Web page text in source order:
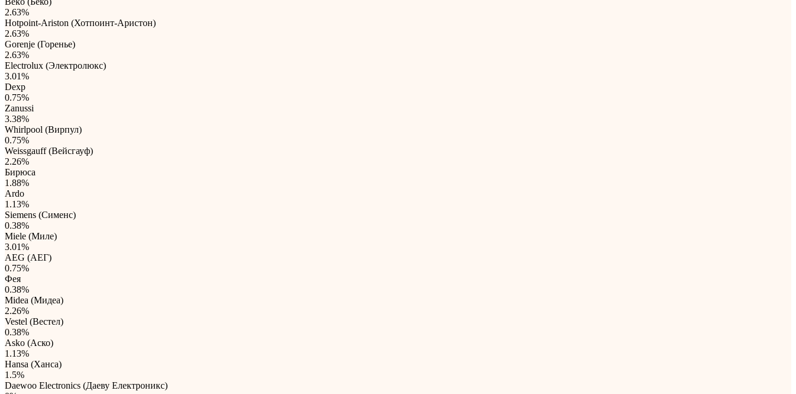
2.63%
Hotpoint-Ariston (Хотпоинт-Аристон)
2.63%
Gorenje (Горенье)
2.63%
Electrolux (Электролюкс)
3.01%
Dexp
0.75%
Zanussi
3.38%
Whirlpool (Вирпул)
0.75%
Weissgauff (Вейсгауф)
2.26%
Бирюса
1.88%
Ardo
1.13%
Siemens (Сименс)
0.38%
Miele (Миле)
3.01%
AEG (АЕГ)
0.75%
Фея
0.38%
Midea (Мидеа)
2.26%
Vestel (Вестел)
0.38%
Asko (Аско)
1.13%
Hansa (Ханса)
1.5%
Daewoo Electronics (Даеву Електроникс)